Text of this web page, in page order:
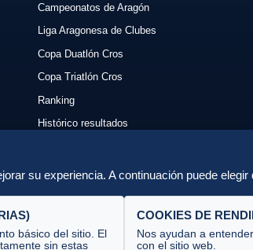
Campeonatos de Aragón
Liga Aragonesa de Clubes
Copa Duatlón Cros
Copa Triatlón Cros
Ranking
Histórico resultados
Normativas
su experiencia. A continuación puede
básico del sitio. El
sin estas
COOKIES DE
Nos ayudan a
con el sitio web.